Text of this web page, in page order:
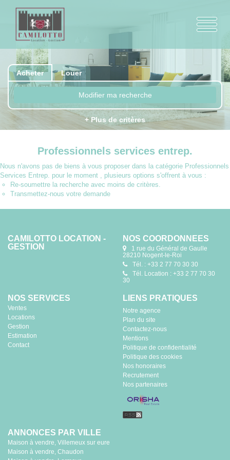
Acheter Louer
Modifier ma recherche
+ Plus de critères
Professionnels services entrep.
Nous n'avons pas de biens à vous proposer dans la catégorie Professionnels
Services Entrep. pour le moment , plusieurs options s'offrent à vous :
Re-soumettre la recherche avec moins de critères.
Transmettez-nous votre demande
CAMILOTTO LOCATION -
GESTION
NOS COORDONNÉES
1 rue du Général de Gaulle
28210 Nogent-le-Roi
Tél. : +33 2 77 70 30 30
Tél. Location : +33 2 77 70 30
30
NOS SERVICES
Ventes
Locations
Gestion
Estimation
Contact
LIENS PRATIQUES
Notre agence
Plan du site
Contactez-nous
Mentions
Politique de confidentialité
Politique des cookies
Nos honoraires
Recrutement
Nos partenaires
ANNONCES PAR VILLE
Maison à vendre, Villemeux sur eure
Maison à vendre, Chaudon